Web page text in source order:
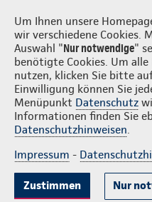
Um Ihnen unsere
wir verschiedene Cookies.
Auswahl "Nur notwendige"
benötigte Cookies. Um
nutzen, klicken Sie bitte
Einwilligung können Sie
Menüpunkt Datenschutz
Informationen finden Sie
Datenschutzhinweisen.
Impressum -
Zustimmen Nur
bvb Burkhardt
Gute Gründe Tarife &